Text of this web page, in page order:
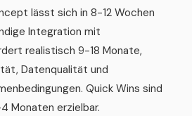
lässt sich in 8-12 Wochen
Integration mit
realistisch 9-18 Monate,
Datenqualität und
Quick Wins sind
Monaten erzielbar.